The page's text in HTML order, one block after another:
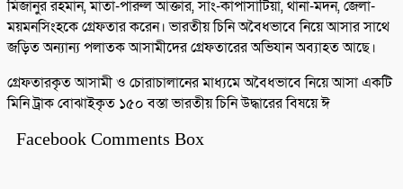
মিজানুর রহমান, মাতা-পারুল আক্তার, সাং-কাপাসাটিয়া, থানা-মদন, জেলা-
ময়মনসিংহকে গ্রেফতার করেন। ভারতীয় চিনি অবৈধভাবে নিয়ে আসার সাথে
জড়িত অন্যান্য পলাতক আসামীদের গ্রেফতারের অভিযান অব্যাহত আছে।
গ্রেফতারকৃত আসামী ও চোরাচালানের মাধ্যমে অবৈধভাবে নিয়ে আসা একটি
মিনি ট্রাক বোঝাইকৃত ১৫০ বস্তা ভারতীয় চিনি উদ্ধারের বিষয়ে ঈ
Facebook Comments Box